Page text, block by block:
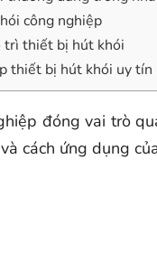
công nghiệp
trì thiết bị hút khói
thiết bị hút khói uy tín
đóng vai trò
cách ứng dụng